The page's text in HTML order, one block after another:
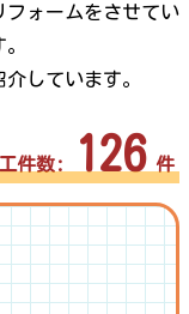
フォームをさせてい
しています。
件数: 126件